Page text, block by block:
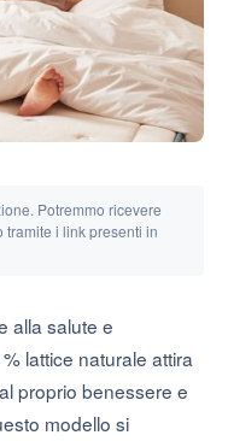
Potremmo ricevere
i link presenti in
alla salute e
lattice naturale attira
proprio benessere e
modello si